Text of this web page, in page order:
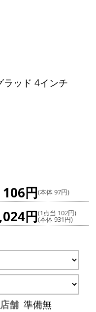
ラッド 4インチ
106円(本体 97円)
円(1点当 102円)
(本体 931円)
店舗 準備無